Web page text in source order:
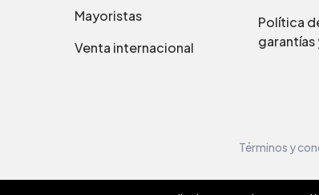
Mayoristas
Venta internacional
Política
Términos y